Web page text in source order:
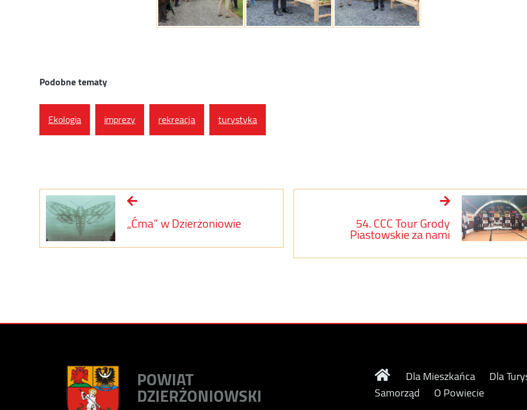
Podobne tematy
Ekologia imprezy rekreacja turystyka
„Ćma” w Dzierżoniowie 54. CCC Tour Grody
Piastowskie za nami
POWIAT
DZIERŻONIOWSKI
Dla Mieszkańca
Dla
Samorząd
O Powiecie